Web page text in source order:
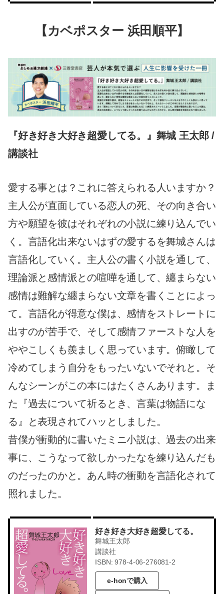
【カベポスター 浜田順平】
『好き好き大好き超愛してる。』舞城 王太郎 /
講談社
愛する事とは？これに答えられる人いますか？
主人公が直面している恋人の死、その向き合い
方や願望を彼はそれぞれの小説に練り込んでい
く。言語化出来ないはずの愛するを舞城さんは
言語化していく。主人公の書く小説を通して、
理論派と感情派との喧嘩を通して、纏まらない
感情は難解な纏まらない文章を書くことによっ
て。言語化が得意な僕は、感情をストレートに
出すのが苦手で、そして感情ファーストな人を
ややこしくも羨ましく思っています。俯瞰して
冷めてしまう自分をもったいないでそれと。そ
んなシーンがこの本にはたくさんあります。ま
た『過去について祈るとき、言葉は物語にな
る』と表現されてハッとしました。
昔僕が衝動的に書いたミニ小説は、過去の出来
事に、こうなって欲しかったなを練り込んだも
のだったのかと。あん時の衝動を言語化されて
照れました。
好き好き大好き超愛してる。
舞城王太郎
講談社
ISBN: 978-4-06-276081-2
e-honで購入